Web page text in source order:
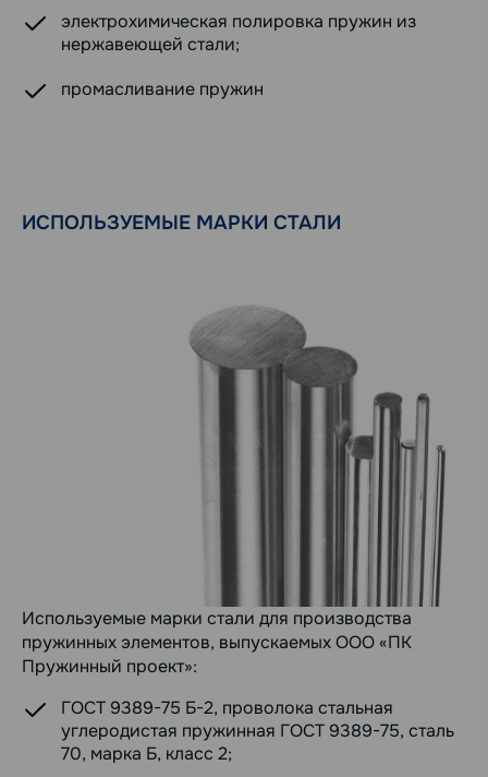
электрохимическая полировка пружин из
нержавеющей стали;
промасливание пружин
ИСПОЛЬЗУЕМЫЕ МАРКИ СТАЛИ
Используемые марки стали для производства
пружинных элементов, выпускаемых ООО «ПК
Пружинный проект»:
ГОСТ 9389-75 Б-2, проволока стальная
углеродистая пружинная ГОСТ 9389-75, сталь
70, марка Б, класс 2;